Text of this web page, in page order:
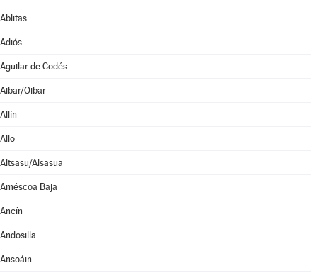
Ablitas
Adiós
Aguilar de Codés
Aibar/Oibar
Allín
Allo
Altsasu/Alsasua
Améscoa Baja
Ancín
Andosilla
Ansoáin